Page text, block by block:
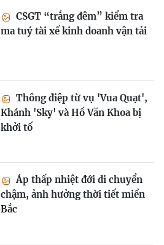
CSGT “trắng đêm” kiểm tra
ma tuý tài xế kinh doanh vận tải
Thông điệp từ vụ 'Vua Quạt',
Khánh 'Sky' và Hồ Văn Khoa bị
khởi tố
Áp thấp nhiệt đới di chuyển
chậm, ảnh hưởng thời tiết miền
Bắc